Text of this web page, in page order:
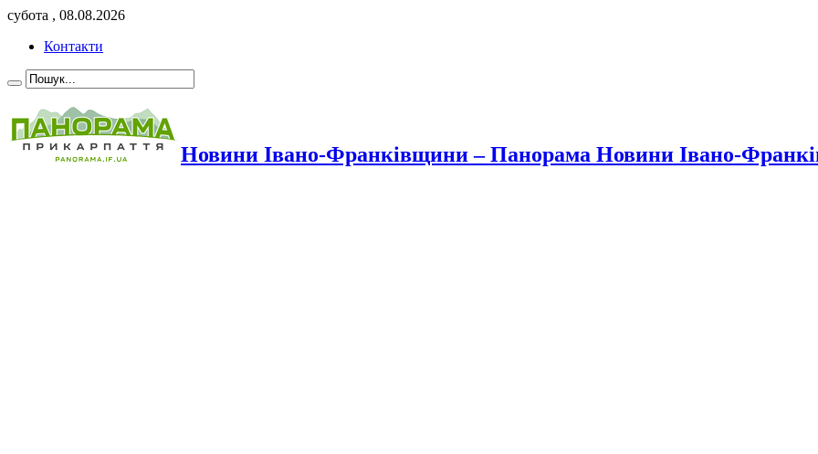
субота , 08.08.2026
Контакти
Новини Івано-Франківщини – Панорама Новини Івано-